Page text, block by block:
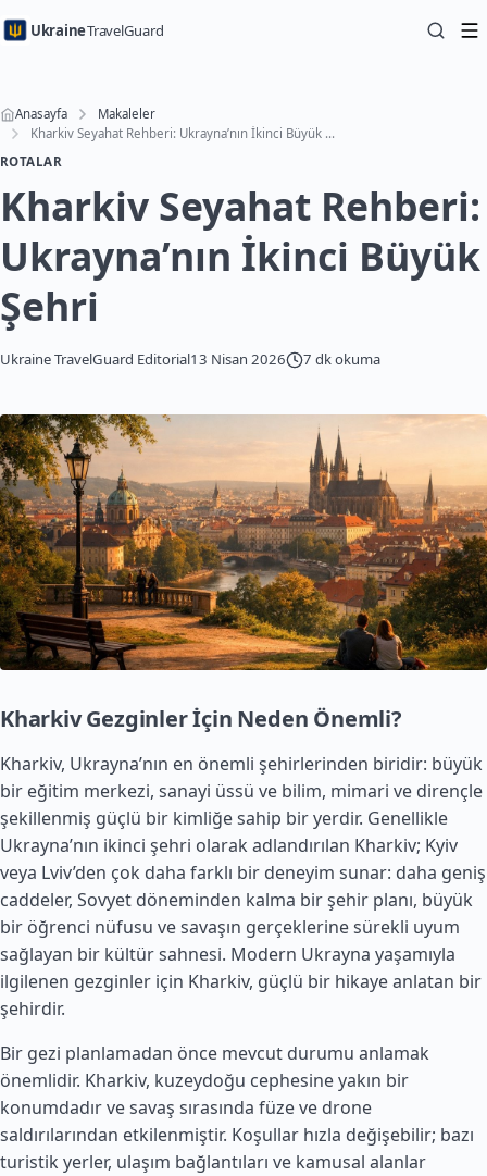
UkraineTravelGuard
Anasayfa
Makaleler
Kharkiv Seyahat Rehberi: Ukrayna’nın İkinci Büyük Şehri
ROTALAR
Kharkiv Seyahat Rehberi:
Ukrayna’nın İkinci Büyük
Şehri
Ukraine TravelGuard Editorial13 Nisan 2026 7 dk okuma
Kharkiv Gezginler İçin Neden Önemli?
Kharkiv, Ukrayna’nın en önemli şehirlerinden biridir: büyük
bir eğitim merkezi, sanayi üssü ve bilim, mimari ve dirençle
şekillenmiş güçlü bir kimliğe sahip bir yerdir. Genellikle
Ukrayna’nın ikinci şehri olarak adlandırılan Kharkiv; Kyiv
veya Lviv’den çok daha farklı bir deneyim sunar: daha geniş
caddeler, Sovyet döneminden kalma bir şehir planı, büyük
bir öğrenci nüfusu ve savaşın gerçeklerine sürekli uyum
sağlayan bir kültür sahnesi. Modern Ukrayna yaşamıyla
ilgilenen gezginler için Kharkiv, güçlü bir hikaye anlatan bir
şehirdir.
Bir gezi planlamadan önce mevcut durumu anlamak
önemlidir. Kharkiv, kuzeydoğu cephesine yakın bir
konumdadır ve savaş sırasında füze ve drone
saldırılarından etkilenmiştir. Koşullar hızla değişebilir; bazı
turistik yerler, ulaşım bağlantıları ve kamusal alanlar